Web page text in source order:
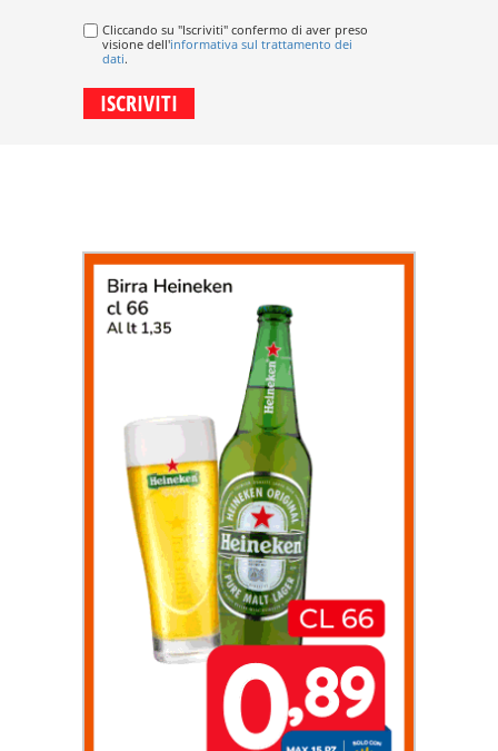
Cliccando su "Iscriviti" confermo di aver preso
visione dell'informativa sul trattamento dei
dati.